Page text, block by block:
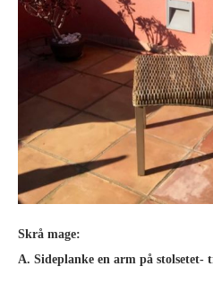
Skrå mage:
A. Sideplanke en arm på stolsetet-